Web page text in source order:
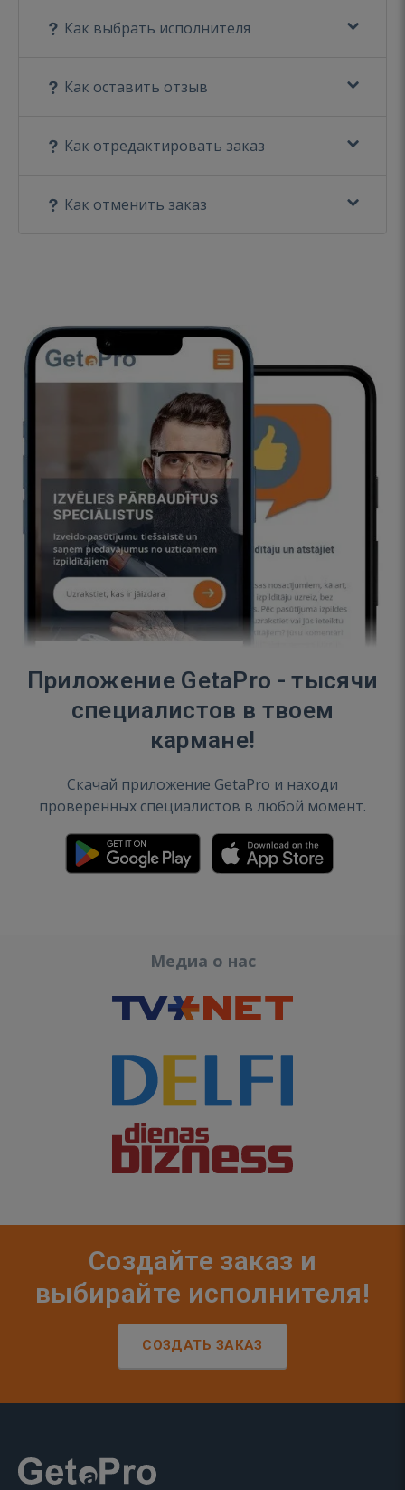
Как выбрать исполнителя
Как оставить отзыв
Как отредактировать заказ
Как отменить заказ
Приложение GetaPro - тысячи
специалистов в твоем
кармане!
Скачай приложение GetaPro и находи
проверенных специалистов в любой момент.
Медиа о нас
Создайте заказ и
выбирайте исполнителя!
СОЗДАТЬ ЗАКАЗ